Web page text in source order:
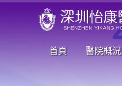
首頁 醫院概況